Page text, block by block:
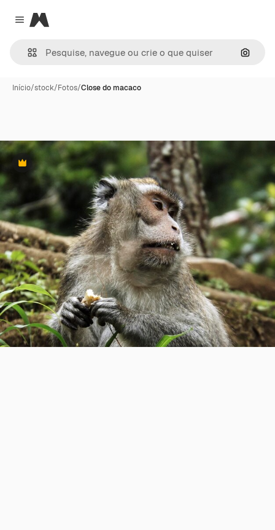
Close menu
Magnific
Início/stock/Fotos/Close do macaco
Premium